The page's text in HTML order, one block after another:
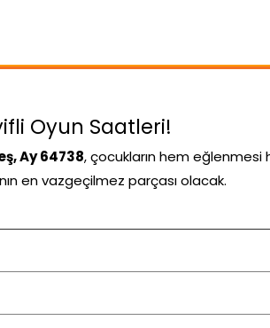
Oyun Saatleri!
Ay 64738, çocukların hem
en vazgeçilmez parçası olacak.